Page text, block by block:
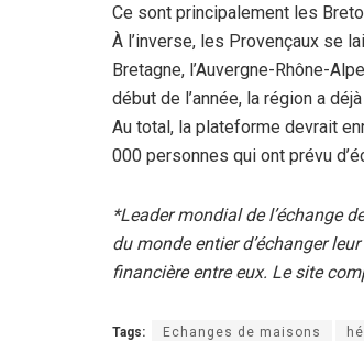
Ce sont principalement les
À l’inverse, les Provençaux se
Bretagne, l’Auvergne-Rhône-
début de l’année, la région a
Au total, la plateforme devrait
000 personnes qui ont prévu
*Leader mondial de l’échange
du monde entier d’échanger
financière entre eux. Le site
Tags: Echanges de maisons